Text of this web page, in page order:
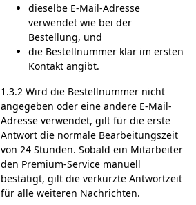
dieselbe E-Mail-Adresse
verwendet wie bei der
Bestellung, und
die Bestellnummer klar im ersten
Kontakt angibt.
1.3.2 Wird die Bestellnummer nicht
angegeben oder eine andere E-Mail-
Adresse verwendet, gilt für die erste
Antwort die normale Bearbeitungszeit
von 24 Stunden. Sobald ein Mitarbeiter
den Premium-Service manuell
bestätigt, gilt die verkürzte Antwortzeit
für alle weiteren Nachrichten.